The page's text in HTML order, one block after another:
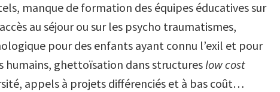
manque de formation des équipes éducatives sur
au séjour ou sur les psycho traumatismes,
pour des enfants ayant connu l’exil et pour
humains, ghettoïsation dans structures low cost
appels à projets différenciés et à bas coût…